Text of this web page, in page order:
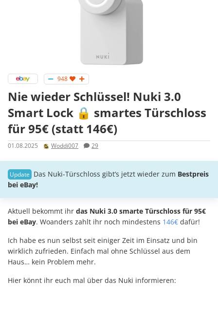
948
Nie wieder Schlüssel! Nuki 3.0
Smart Lock 🔒 smartes Türschloss
für 95€ (statt 146€)
01.08.2025 Woddi007 29
Das Nuki-Türschloss gibt’s jetzt wieder zum Bestpreis
bei eBay!
Aktuell bekommt ihr das Nuki 3.0 smarte Türschloss für 95€
bei eBay. Woanders zahlt ihr noch mindestens 146€ dafür!
Ich habe es nun selbst seit einiger Zeit im Einsatz und bin
wirklich zufrieden. Einfach mal ohne Schlüssel aus dem
Haus… kein Problem mehr.
Hier könnt ihr euch mal über das Nuki informieren: